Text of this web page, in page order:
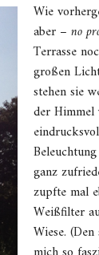
Wie
aber – no
Terrasse
großen
stehen sie
der Himmel
ganz
zupfte mal
Weißfilter
Wiese.